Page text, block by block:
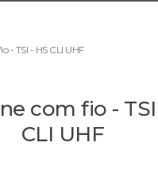
- TSI - HS CLI UHF
com fio - TSI
CLI UHF